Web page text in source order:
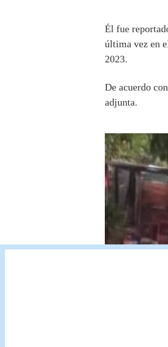
Él fue
última vez en
2023.
De acuerdo
adjunta.